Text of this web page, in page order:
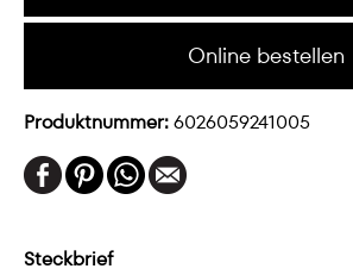
Online bestellen
Produktnummer:6026059241005
Steckbrief